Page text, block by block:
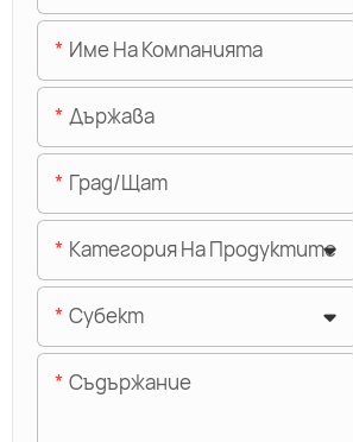
Име На Компанията
Държава
Град/щат
Категория На Продуктите
Субект
Съдържание